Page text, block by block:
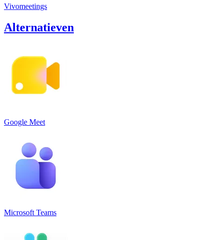
Vivomeetings
Alternatieven
Google Meet
Microsoft Teams